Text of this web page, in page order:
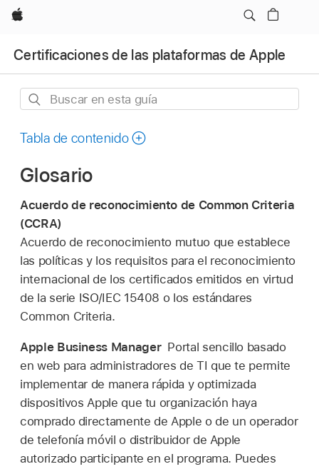
Apple
Certificaciones de las plataformas de Apple
Buscar
esta
Tabla de contenido
Glosario
Acuerdo de reconocimiento de Common Criteria
(CCRA)
Acuerdo de reconocimiento mutuo que establece
las políticas y los requisitos para el reconocimiento
internacional de los certificados emitidos en virtud
de la serie ISO/IEC 15408 o los estándares
Common Criteria.
Apple Business Manager Portal sencillo basado
en web para administradores de TI que te permite
implementar de manera rápida y optimizada
dispositivos Apple que tu organización haya
comprado directamente de Apple o de un operador
de telefonía móvil o distribuidor de Apple
autorizado participante en el programa. Puedes